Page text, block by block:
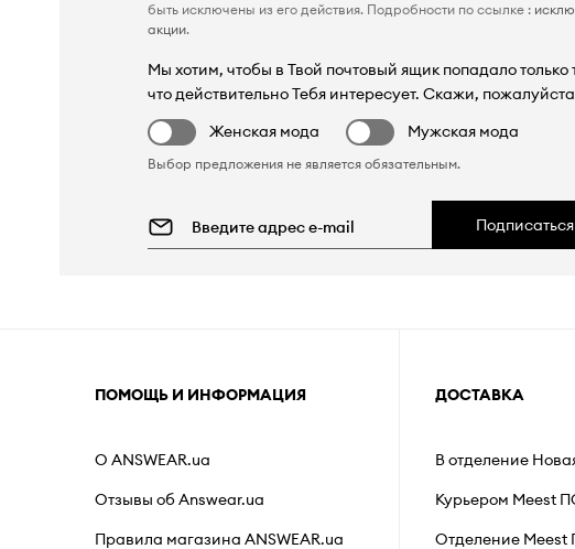
быть исключены из его действия. Подробности по ссылке :
акции.
Мы хотим, чтобы в Твой почтовый ящик попадало только
что действительно Тебя интересует. Скажи,
Женская мода
Мужская мода
Выбор предложения не является обязательным.
Подписаться
ПОМОЩЬ И ИНФОРМАЦИЯ
О ANSWEAR.ua
Отзывы об Answear.ua
Правила магазина ANSWEAR.ua
ДОСТАВКА
В отделение
Курьером Meest
Отделение